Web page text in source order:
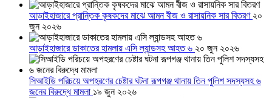
আড়াইহাজারে প্রান্তিক কৃষকদের মাঝে আমন বীজ ও রাসায়নিক সার বিতরণ ২০
জুন ২০২৬
আড়াইহাজারে ডাকাতের হামলায় এসি ল্যান্ডসহ আহত ৬ ২০ জুন ২০২৬
সিআইডি পরিচয়ে অপহরণের চেষ্টার ঘটনা রূপগঞ্জ থানায় তিন পুলিশ সদস্যসহ ৬
জনের বিরুদ্ধে মামলা ১৯ জুন ২০২৬